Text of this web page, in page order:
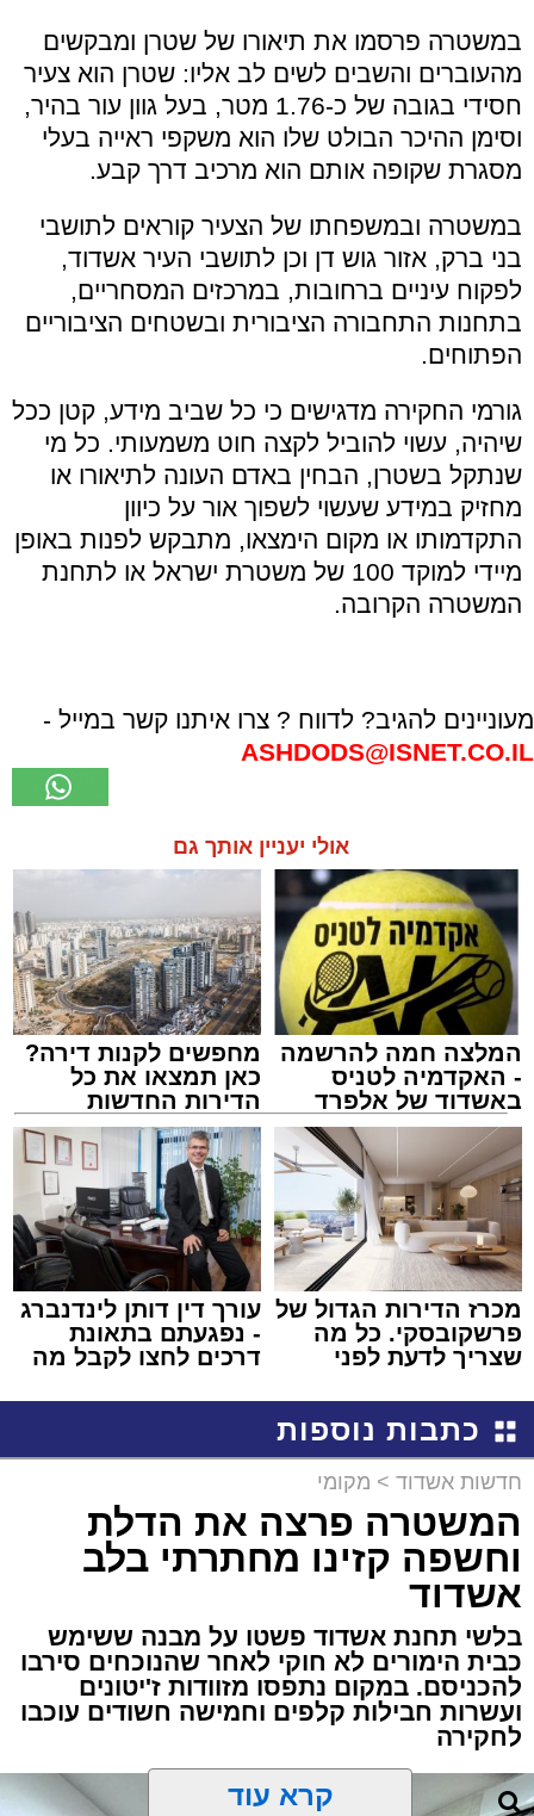
במשטרה פרסמו את תיאורו של שטרן ומבקשים
מהעוברים והשבים לשים לב אליו: שטרן הוא צעיר
חסידי בגובה של כ-1.76 מטר, בעל גוון עור בהיר,
וסימן ההיכר הבולט שלו הוא משקפי ראייה בעלי
מסגרת שקופה אותם הוא מרכיב דרך קבע.
במשטרה ובמשפחתו של הצעיר קוראים לתושבי
בני ברק, אזור גוש דן וכן לתושבי העיר אשדוד,
לפקוח עיניים ברחובות, במרכזים המסחריים,
בתחנות התחבורה הציבורית ובשטחים הציבוריים
הפתוחים.
גורמי החקירה מדגישים כי כל שביב מידע, קטן ככל
שיהיה, עשוי להוביל לקצה חוט משמעותי. כל מי
שנתקל בשטרן, הבחין באדם העונה לתיאורו או
מחזיק במידע שעשוי לשפוך אור על כיוון
התקדמותו או מקום הימצאו, מתבקש לפנות באופן
מיידי למוקד 100 של משטרת ישראל או לתחנת
המשטרה הקרובה.
מעוניינים להגיב? לדווח ? צרו איתנו קשר במייל -
ASHDODS@ISNET.CO.IL
אולי יעניין אותך גם
המלצה חמה להרשמה
- האקדמיה לטניס
באשדוד של אלפרד
קריאולנסקי - לילדים
מחפשים לקנות דירה?
כאן תמצאו את כל
הדירות החדשות
למכירה באשדוד >>>
מכרז הדירות הגדול של
פרשקובסקי. כל מה
שצריך לדעת לפני
באשדוד
עורך דין דותן לינדנברג
- נפגעתם בתאונת
דרכים לחצו לקבל מה
כתבות נוספות
חדשות אשדוד > מקומי
המשטרה פרצה את הדלת
וחשפה קזינו מחתרתי בלב
אשדוד
בלשי תחנת אשדוד פשטו על מבנה ששימש
כבית הימורים לא חוקי לאחר שהנוכחים סירבו
להכניסם. במקום נתפסו מזוודות ז'יטונים
ועשרות חבילות קלפים וחמישה חשודים עוכבו
לחקירה
קרא עוד